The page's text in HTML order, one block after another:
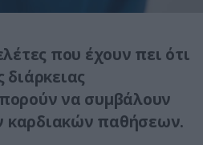
που έχουν πει ότι
διάρκειας
να συμβάλουν
καρδιακών παθήσεων.